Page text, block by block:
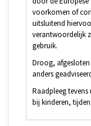
voorkomen of
uitsluitend
verantwoordelijk
gebruik.
Droog,
anders
Raadpleeg
bij kinderen,